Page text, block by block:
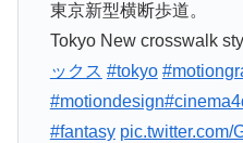
東京新型横断歩道。
Tokyo New crosswalk
ックス #tokyo
#motiondesign
#fantasy pic.twitter.com/